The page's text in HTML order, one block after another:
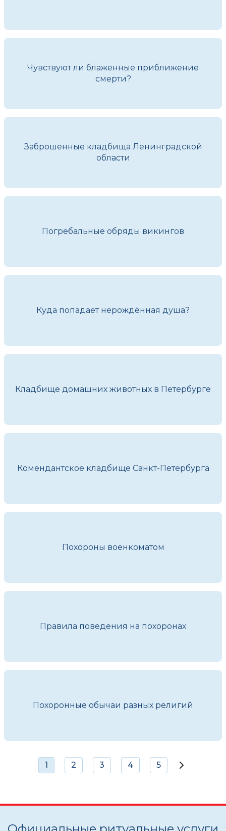
Чувствуют ли блаженные приближение
смерти?
Заброшенные кладбища Ленинградской
области
Погребальные обряды викингов
Куда попадает нерождённая душа?
Кладбище домашних животных в Петербурге
Комендантское кладбище Санкт-Петербурга
Похороны военкоматом
Правила поведения на похоронах
Похоронные обычаи разных религий
1 2 3 4 5